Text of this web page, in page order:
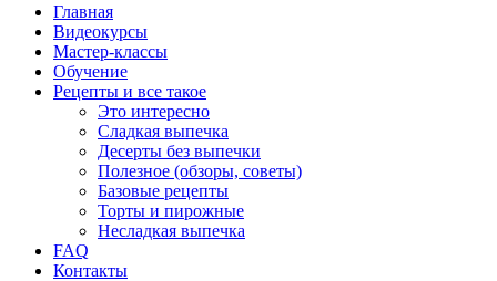
Главная
Видеокурсы
Мастер-классы
Обучение
Рецепты и все такое
Это интересно
Сладкая выпечка
Десерты без выпечки
Полезное (обзоры, советы)
Базовые рецепты
Торты и пирожные
Несладкая выпечка
FAQ
Контакты